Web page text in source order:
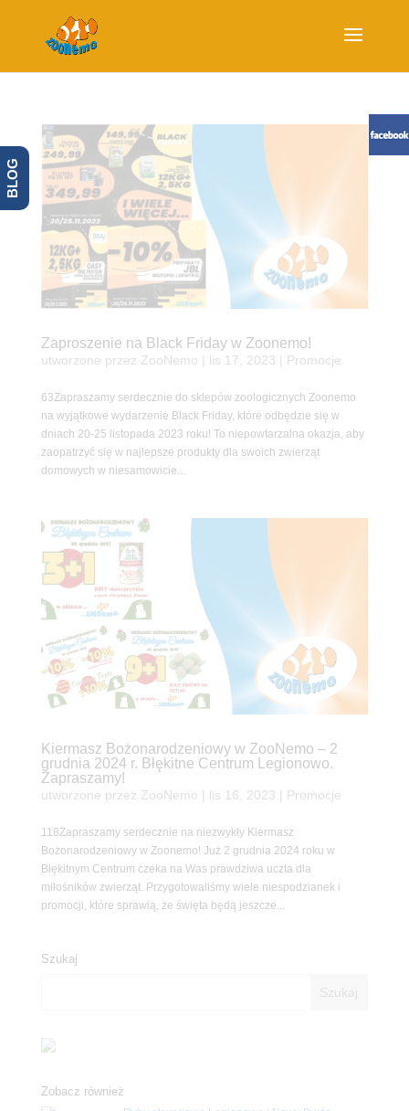
Zaproszenie na Black Friday w Zoonemo!
utworzone przez ZooNemo lis 17, 2023 Promocje
63Zapraszamy serdecznie do sklepów zoologicznych Zoonemo
na wyjątkowe wydarzenie Black Friday, które odbędzie się w
dniach 20-25 listopada 2023 roku! To niepowtarzalna okazja, aby
zaopatrzyć się w najlepsze produkty dla swoich zwierząt
domowych w niesamowicie...
Kiermasz Bożonarodzeniowy w ZooNemo – 2
grudnia 2024 r. Błękitne Centrum Legionowo.
Zapraszamy!
utworzone przez ZooNemo lis 16, 2023 Promocje
118Zapraszamy serdecznie na niezwykły Kiermasz
Bożonarodzeniowy w Zoonemo! Już 2 grudnia 2024 roku w
Błękitnym Centrum czeka na Was prawdziwa uczta dla
miłośników zwierząt. Przygotowaliśmy wiele niespodzianek i
promocji, które sprawią, że święta będą jeszcze...
Szukaj
Zobacz również
BLOG